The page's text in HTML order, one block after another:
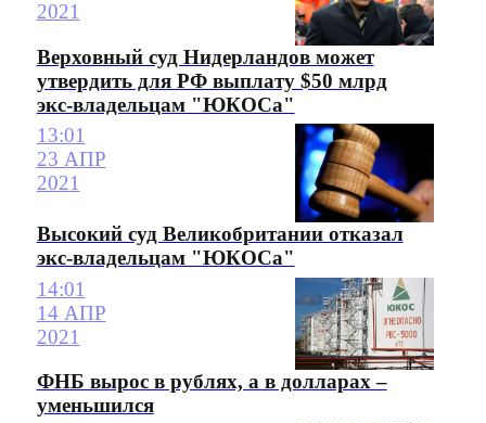
2021
Верховный суд Нидерландов может
утвердить для РФ выплату $50 млрд
экс-владельцам "ЮКОСа"
13:01
23 АПР
2021
Высокий суд Великобритании отказал
экс-владельцам "ЮКОСа"
14:01
14 АПР
2021
ФНБ вырос в рублях, а в долларах –
уменьшился